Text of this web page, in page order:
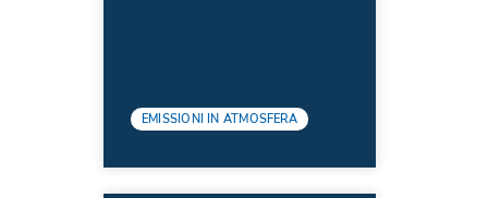
EMISSIONI IN ATMOSFERA